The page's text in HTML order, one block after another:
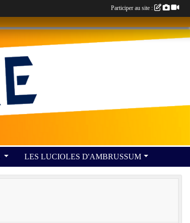
LES LUCIOLES D'AMBRUSSUM
Participer au site :